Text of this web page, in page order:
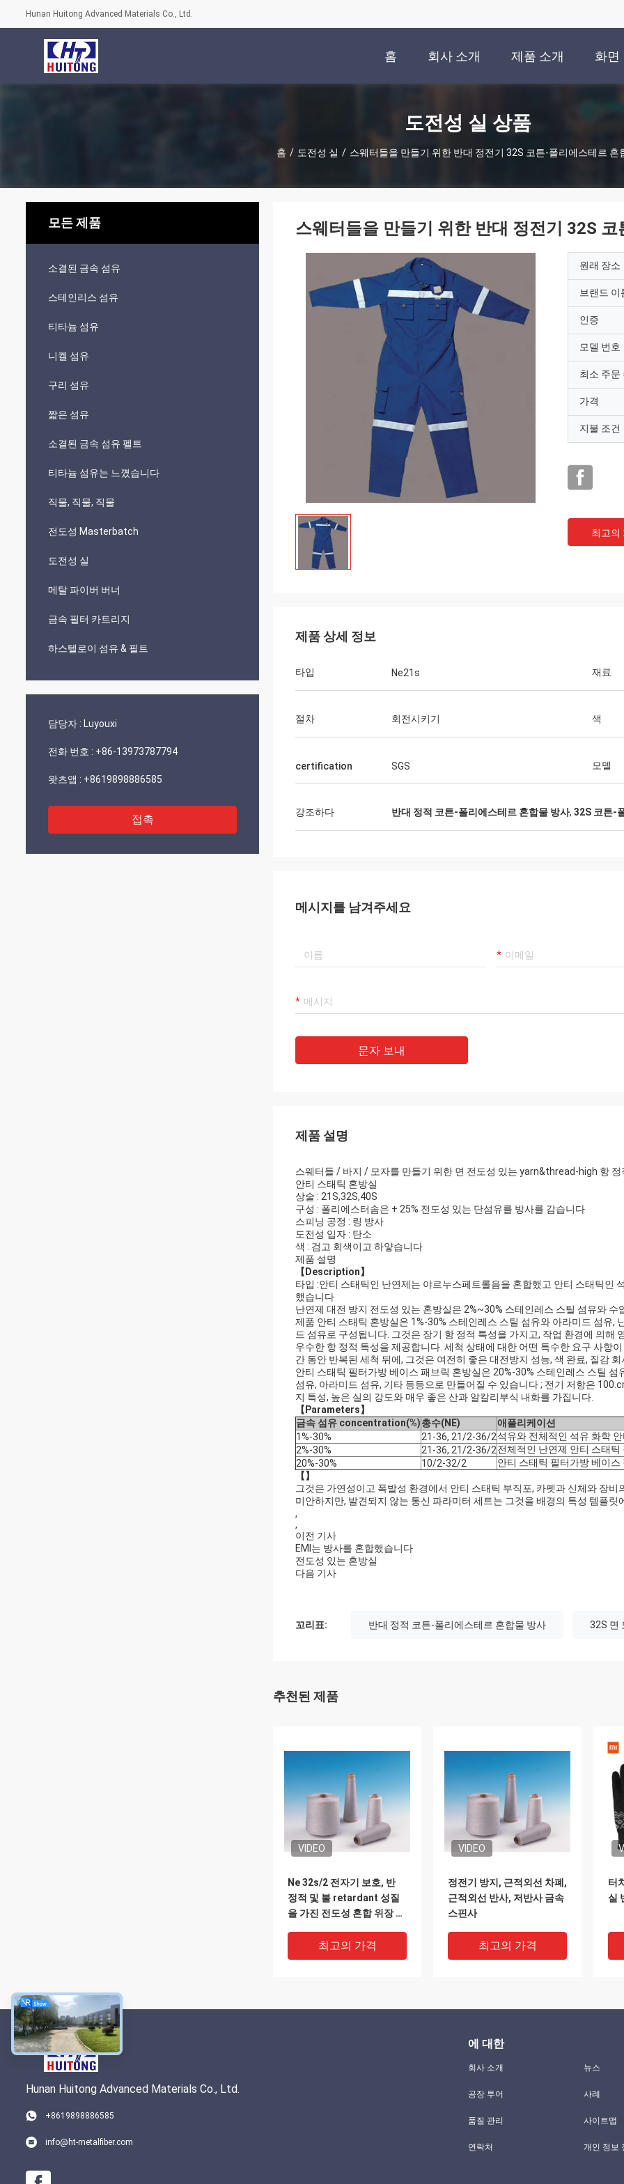
Hunan Huitong Advanced Materials Co., Ltd.
홈 회사 소개 제품 소개 화면
도전성 실 상품
홈 / 도전성 실 / 스웨터들을 만들기 위한 반대 정전기 32S 코튼-폴리에스테르 혼
모든 제품
소결된 금속 섬유
스테인리스 섬유
티타늄 섬유
니켈 섬유
구리 섬유
짧은 섬유
소결된 금속 섬유 펠트
티타늄 섬유는 느꼈습니다
직물, 직물, 직물
전도성 Masterbatch
도전성 실
메탈 파이버 버너
금속 필터 카트리지
하스텔로이 섬유 & 필트
담당자 : Luyouxi
전화 번호 : +86-13973787794
왓츠앱 : +8619898886585
접촉
스웨터들을 만들기 위한 반대 정전기 32S
원래 장소
브랜드 이
인증
모델 번호
최소 주문
가격
지불 조건
최고의
제품 상세 정보
타입 Ne21s 재료
절차 회전시키기 색
certification SGS 모델
강조하다 반대 정적 코튼-폴리에스테르 혼합물 방사, 32S 코튼-
메시지를 남겨주세요
문자 보내
제품 설명
스웨터들 / 바지 / 모자를 만들기 위한 면 전도성 있는 yarn&thread-high 항 정
안티 스태틱 혼방실
상술 : 21S,32S,40S
구성 : 폴리에스터솜은 + 25% 전도성 있는 단섬유를 방사를 감습니다
스피닝 공정 : 링 방사
도전성 입자 : 탄소
색 : 검고 회색이고 하얗습니다
제품 설명
【Description】
타입 :안티 스태틱인 난연제는 야르누스페트롤음을 혼합했고 안티 스태틱
했습니다
난연제 대전 방지 전도성 있는 혼방실은 2%~30% 스테인레스 스틸 섬유와
제품 안티 스태틱 혼방실은 1%-30% 스테인레스 스틸 섬유와 아라미드 섬유,
드 섬유로 구성됩니다. 그것은 장기 항 정적 특성을 가지고, 작업 환경에 의해
우수한 항 정적 특성을 제공합니다. 세척 상태에 대한 어떤 특수한 요구 사항
간 동안 반복된 세척 뒤에, 그것은 여전히 좋은 대전방지 성능, 색 완료, 질감
안티 스태틱 필터가방 베이스 패브릭 혼방실은 20%-30% 스테인레스 스틸
섬유, 아라미드 섬유, 기타 등등으로 만들어질 수 있습니다 ; 전기 저항은
지 특성, 높은 실의 강도와 매우 좋은 산과 알칼리부식 내화를 가집니다.
【Parameters】
금속 섬유 concentration(%)총수(NE)
애플리케이션
1%-30%
21-36, 21/2-36/2석유와 전체적인 석유 화학
2%-30%
21-36, 21/2-36/2전체적인 난연제 안티 스태틱
20%-30%
10/2-32/2
안티 스태틱 필터가방 베이스
【】
그것은 가연성이고 폭발성 환경에서 안티 스태틱 부직포, 카펫과 신체와 장비
미안하지만, 발견되지 않는 통신 파라미터 세트는 그것을 배경의 특성 템플릿
,
,
이전 기사
EMI는 방사를 혼합했습니다
전도성 있는 혼방실
다음 기사
꼬리표: 반대 정적 코튼-폴리에스테르 혼합물 방사 32S 면
추천된 제품
VIDEO
Ne 32s/2 전자기 보호, 반
정적 및 불 retardant 성질
을 가진 전도성 혼합 위장 가
최고의 가격
VIDEO
정전기 방지, 근적외선 차폐,
근적외선 반사, 저반사 금속
스핀사
최고의 가격
터
실
글러브를 위한 반대 정전기
난
Hunan Huitong Advanced Materials Co., Ltd.
+8619898886585
info@ht-metalfiber.com
에 대한
회사 소개
공장 투어
품질 관리
연락처
뉴스
사례
사이트맵
개인 정보